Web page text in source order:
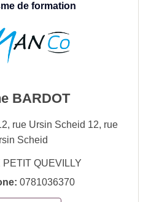
de formation
BARDOT
rue Ursin Scheid 12, rue
Scheid
PETIT QUEVILLY
0781036370